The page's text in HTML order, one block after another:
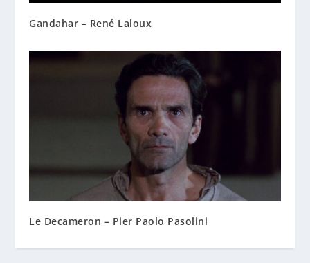
Gandahar – René Laloux
Le Decameron – Pier Paolo Pasolini